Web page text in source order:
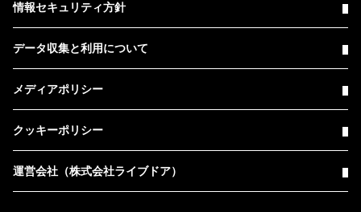
情報セキュリティ方針
データ収集と利用について
メディアポリシー
クッキーポリシー
運営会社（株式会社ライブドア）